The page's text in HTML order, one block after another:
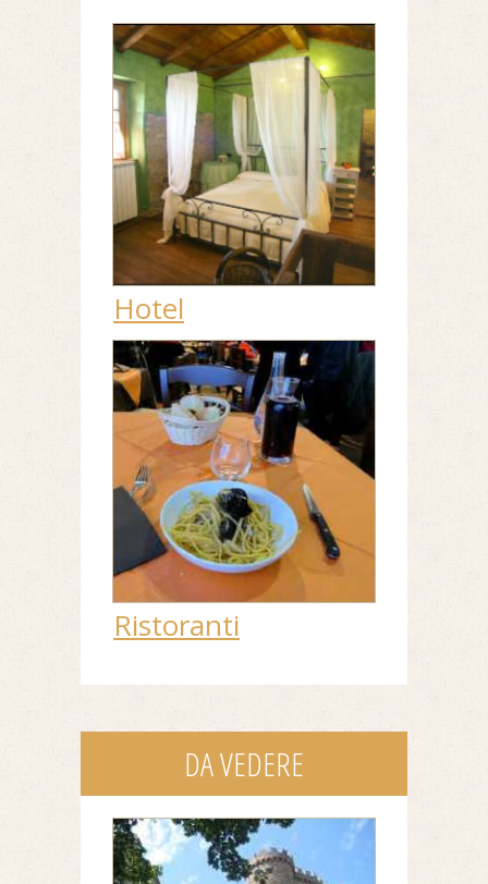
Hotel
Ristoranti
DA VEDERE